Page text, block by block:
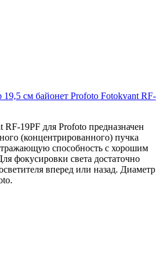
см байонет Profoto Fotokvant RF-
19PF для Profoto предназначен
(концентрированного) пучка
способность с хорошим
фокусировки света достаточно
вперед или назад. Диаметр
.